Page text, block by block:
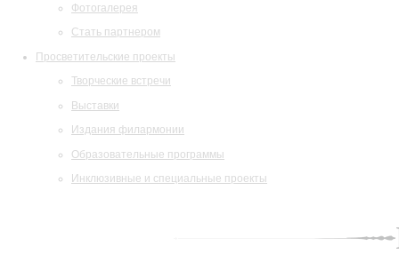
Фотогалерея
Стать партнером
Просветительские проекты
Творческие встречи
Выставки
Издания филармонии
Образовательные программы
Инклюзивные и специальные проекты